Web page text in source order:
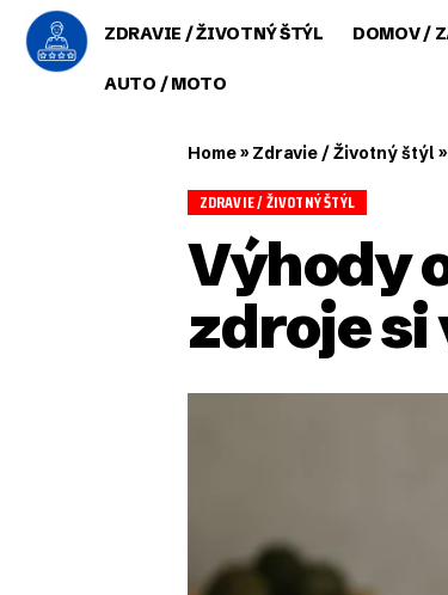
ZDRAVIE / ŽIVOTNÝ ŠTÝL DOMOV /
AUTO / MOTO
Home» Zdravie / Životný štýl »
ZDRAVIE / ŽIVOTNÝ ŠTÝL
Výhody
zdroje si